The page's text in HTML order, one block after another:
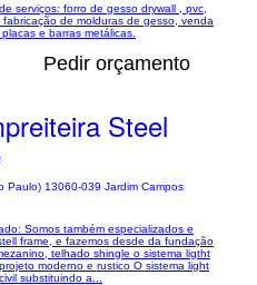
serviços: forro de gesso drywall , pvc,
de molduras de gesso, venda
e barras metálicas.
Pedir orçamento
Steel
Paulo) 13060-039 Jardim Campos
Somos também especializados e
frame, e fazemos desde da fundação
telhado shingle o sistema ligtht
moderno e rustico O sistema light
substituindo a...